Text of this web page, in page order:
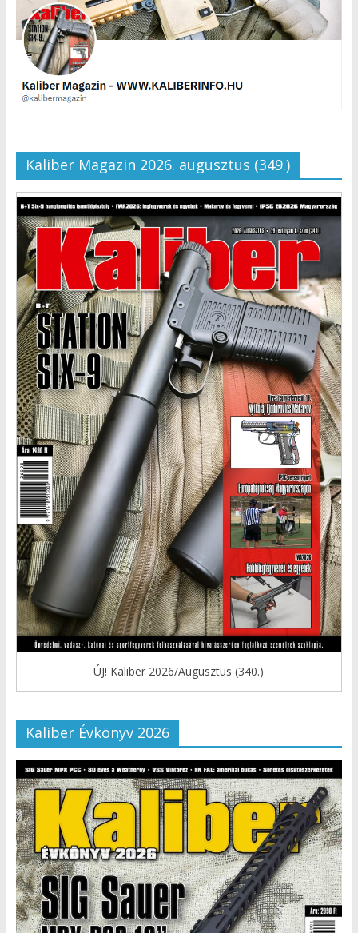
Kaliber Magazin 2026. augusztus (349.)
ÚJ! Kaliber 2026/Augusztus (340.)
Kaliber Évkönyv 2026